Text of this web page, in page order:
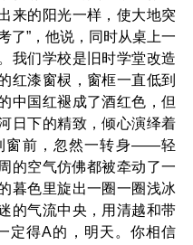
来的阳光一样，使大地突
了”，他说，同时从桌上一
我们学校是旧时学堂改造
红漆窗棂，窗框一直低到
中国红褪成了酒红色，但
日下的精致，倾心演绎着
窗前，忽然一转身——轻
的空气仿佛都被牵动了一
暮色里旋出一圈一圈浅冰
的气流中央，用清越和带
定得A的，明天。你相信